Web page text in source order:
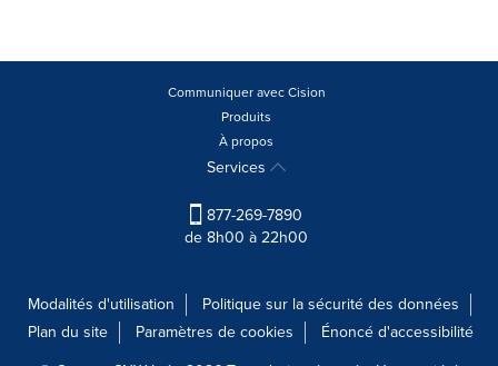
Communiquer avec Cision
Produits
À propos
Services
877-269-7890
de 8h00 à 22h00
Modalités d'utilisation
Politique sur la sécurité des données
Plan du site
Paramètres de cookies
Énoncé d'accessibilité